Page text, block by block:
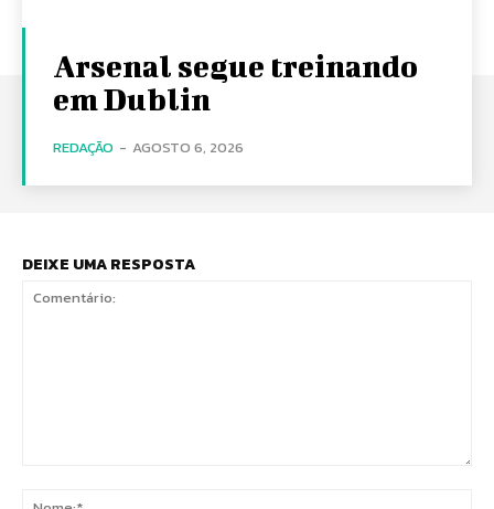
Arsenal segue treinando
em Dublin
REDAÇÃO - AGOSTO 6, 2026
DEIXE UMA RESPOSTA